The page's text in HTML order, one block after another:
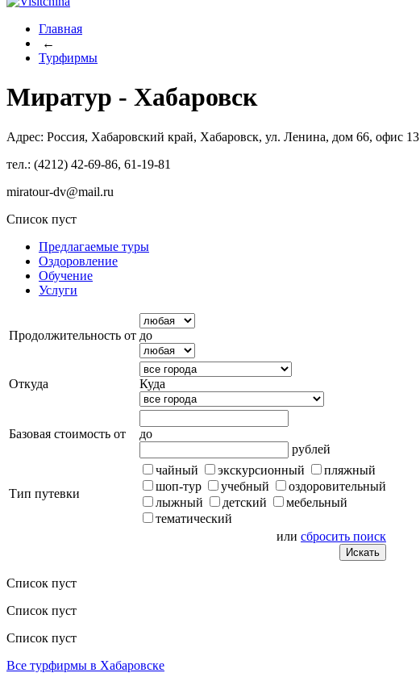
Главная
←
Турфирмы
Миратур - Хабаровск
Адрес: Россия, Хабаровский край, Хабаровск, ул. Ленина, дом 66, офис 13
тел.: (4212) 42-69-86, 61-19-81
miratour-dv@mail.ru
Список пуст
Предлагаемые туры
Оздоровление
Обучение
Услуги
Продолжительность от до
Откуда Куда
Базовая стоимость от
до
рублей
Тип путевки
чайный экскурсионный
пляжный
шоп-тур
учебный
оздоровительный
лыжный
детский
мебельный
тематический
или сбросить поиск
Список пуст
Список пуст
Список пуст
Все турфирмы в Хабаровске